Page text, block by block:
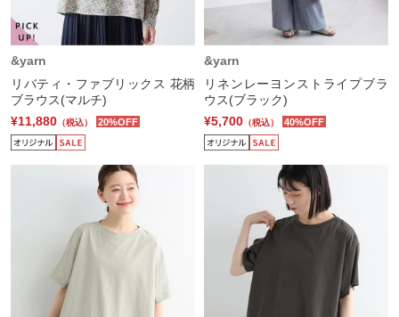
&yarn
リバティ・ファブリックス 花柄
ブラウス(マルチ)
¥11,880 （税込） 20%OFF
&yarn
リネンレーヨンストライプブラ
ウス(ブラック)
¥5,700 （税込） 40%OFF